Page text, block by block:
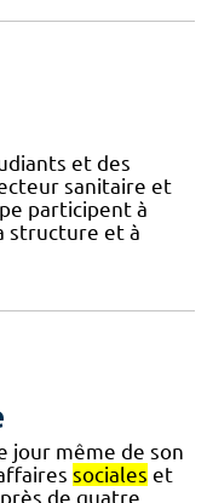
et des
sanitaire et
participent à
structure et à
jour même de son
sociales et
de quatre